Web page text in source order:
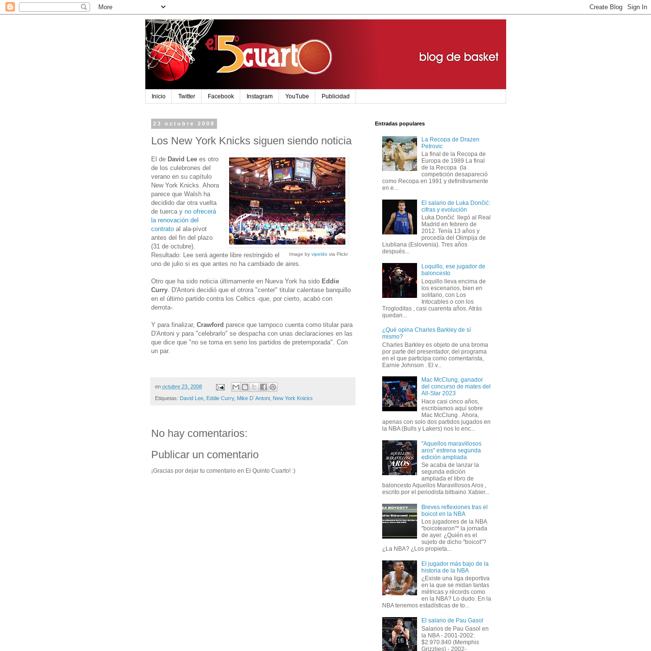
Inicio Twitter Facebook Instagram YouTube Publicidad
23 octubre 2008
Los New York Knicks siguen siendo noticia
Image byvipeldo via Flickr
El de David Leees otro
de los culebrones del
verano en su capítulo
New York Knicks. Ahora
parece que Walsh ha
decidido dar otra vuelta
de tuerca y no ofrecerá
la renovación del
contratoal ala-pívot
antes del fin del plazo
(31 de octubre).
Resultado: Lee será agente libre restringido el
uno de julio si es que antes no ha cambiado de aires.
Otro que ha sido noticia últimamente en Nueva York ha sido Eddie
Curry. D'Antoni decidió que el otrora "center" titular calentase banquillo
en el último partido contra los Celtics -que, por cierto, acabó con
derrota-.
Y para finalizar, Crawford parece que tampoco cuenta como titular para
D'Antoni y para "celebrarlo" se despacha con unas declaraciones en las
que dice que "no se toma en serio los partidos de pretemporada". Con
un par.
en octubre 23, 2008
Etiquetas: David Lee, Eddie Curry, Mike D´Antoni, New York Knicks
No hay comentarios:
Publicar un comentario
¡Gracias por dejar tu comentario en El Quinto Cuarto! :)
Entradas populares
La Recopa de Drazen
Petrovic
La final de la Recopa de
Europa de 1989 La final
de la Recopa (la
competición desapareció
como Recopa en 1991 y definitivamente
en e...
El salario de Luka Dončić:
cifras y evolución
Luka Dončić llegó al Real
Madrid en febrero de
2012. Tenía 13 años y
procedía del Olimpija de
Liubliana (Eslovenia). Tres años
después...
Loquillo, ese jugador de
baloncesto
Loquillo lleva encima de
los escenarios, bien en
solitario, con Los
Intocables o con los
Trogloditas , casi cuarenta años. Atrás
quedan...
¿Qué opina Charles Barkley de sí
mismo?
Charles Barkley es objeto de una broma
por parte del presentador, del programa
en el que participa como comentarista,
Earnie Johnson . El v...
Mac McClung, ganador
del concurso de mates del
All-Star 2023
Hace casi cinco años,
escribíamos aquí sobre
Mac McClung . Ahora,
apenas con solo dos partidos jugados en
la NBA (Bulls y Lakers) nos lo enc...
"Aquellos maravillosos
aros" estrena segunda
edición ampliada
Se acaba de lanzar la
segunda edición
ampliada el libro de
baloncesto Aquellos Maravillosos Aros ,
escrito por el periodista bilbaino Xabier...
Breves reflexiones tras el
boicot en la NBA
Los jugadores de la NBA
"boicotearon"* la jornada
de ayer. ¿Quién es el
sujeto de dicho "boicot"?
¿La NBA? ¿Los propieta...
El jugador más bajo de la
historia de la NBA
¿Existe una liga deportiva
en la que se midan tantas
métricas y récords como
en la NBA? Lo dudo. En la
NBA tenemos estadísticas de to...
El salario de Pau Gasol
Salarios de Pau Gasol en
la NBA - 2001-2002:
$2.970.840 (Memphis
Grizzlies) - 2002-